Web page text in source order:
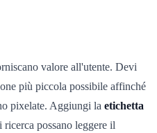
valore all'utente. Devi
più piccola possibile affinché
pixelate. Aggiungi la etichetta
possano leggere il